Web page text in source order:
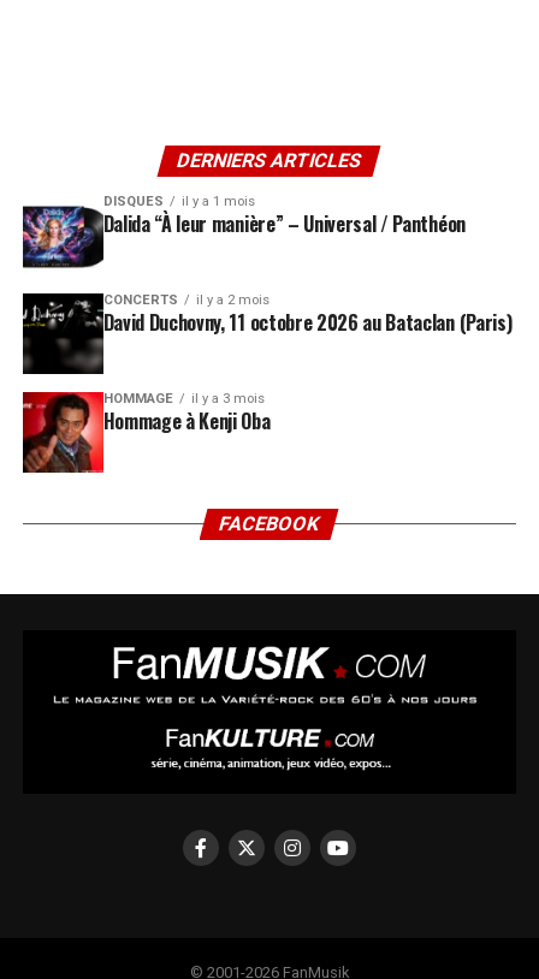
DERNIERS ARTICLES
DISQUES il y a 1 mois
Dalida “À leur manière” – Universal / Panthéon
CONCERTS il y a 2 mois
David Duchovny, 11 octobre 2026 au Bataclan (Paris)
HOMMAGE il y a 3 mois
Hommage à Kenji Oba
FACEBOOK
© 2001-2026 FanMusik